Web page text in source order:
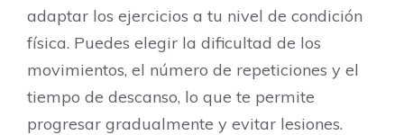
adaptar los ejercicios a tu nivel de condición
física. Puedes elegir la dificultad de los
movimientos, el número de repeticiones y el
tiempo de descanso, lo que te permite
progresar gradualmente y evitar lesiones.